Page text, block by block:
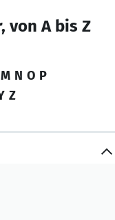
von A bis Z
M N O P
Z